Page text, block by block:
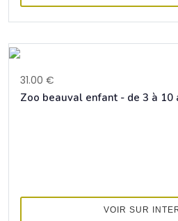
31.00 €
Zoo beauval enfant - de 3 à 10
VOIR SUR